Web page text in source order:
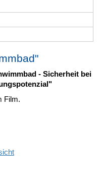
- Sicherheit bei
Film.